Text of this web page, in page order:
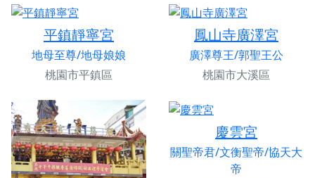
平鎮靜寧宮
地母至尊/地母娘娘
桃園市平鎮區
鳳山寺廣澤宮
廣澤尊王/郭聖王公
桃園市大溪區
慶雲宮
關聖帝君/文衡聖帝/協天大
帝